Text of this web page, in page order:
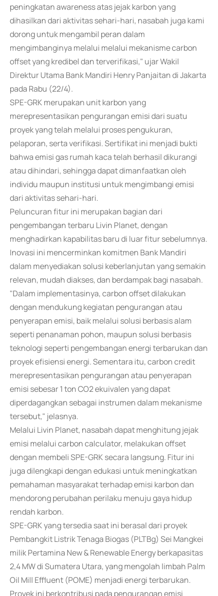
peningkatan awareness atas jejak karbon yang
dihasilkan dari aktivitas sehari-hari, nasabah juga kami
dorong untuk mengambil peran dalam
mengimbanginya melalui melalui mekanisme carbon
offset yang kredibel dan terverifikasi," ujar Wakil
Direktur Utama Bank Mandiri Henry Panjaitan di Jakarta
pada Rabu (22/4).
SPE-GRK merupakan unit karbon yang
merepresentasikan pengurangan emisi dari suatu
proyek yang telah melalui proses pengukuran,
pelaporan, serta verifikasi. Sertifikat ini menjadi bukti
bahwa emisi gas rumah kaca telah berhasil dikurangi
atau dihindari, sehingga dapat dimanfaatkan oleh
individu maupun institusi untuk mengimbangi emisi
dari aktivitas sehari-hari.
Peluncuran fitur ini merupakan bagian dari
pengembangan terbaru Livin Planet, dengan
menghadirkan kapabilitas baru di luar fitur sebelumnya.
Inovasi ini mencerminkan komitmen Bank Mandiri
dalam menyediakan solusi keberlanjutan yang semakin
relevan, mudah diakses, dan berdampak bagi nasabah.
"Dalam implementasinya, carbon offset dilakukan
dengan mendukung kegiatan pengurangan atau
penyerapan emisi, baik melalui solusi berbasis alam
seperti penanaman pohon, maupun solusi berbasis
teknologi seperti pengembangan energi terbarukan dan
proyek efisiensi energi. Sementara itu, carbon credit
merepresentasikan pengurangan atau penyerapan
emisi sebesar 1 ton CO2 ekuivalen yang dapat
diperdagangkan sebagai instrumen dalam mekanisme
tersebut," jelasnya.
Melalui Livin Planet, nasabah dapat menghitung jejak
emisi melalui carbon calculator, melakukan offset
dengan membeli SPE-GRK secara langsung. Fitur ini
juga dilengkapi dengan edukasi untuk meningkatkan
pemahaman masyarakat terhadap emisi karbon dan
mendorong perubahan perilaku menuju gaya hidup
rendah karbon.
SPE-GRK yang tersedia saat ini berasal dari proyek
Pembangkit Listrik Tenaga Biogas (PLTBg) Sei Mangkei
milik Pertamina New & Renewable Energy berkapasitas
2,4 MW di Sumatera Utara, yang mengolah limbah Palm
Oil Mill Effluent (POME) menjadi energi terbarukan.
Proyek ini berkontribusi pada pengurangan emisi